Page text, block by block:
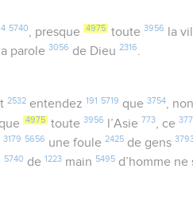
5740 , presque 4975 toute 3956 la
la parole3056 de Dieu2316.
2532entendez 191 5719 que 3754, non
4975 toute3956 l’Asie 773 , ce
3179 5656 une foule2425 de gens
5740 de 1223 main 5495 d’homme ne